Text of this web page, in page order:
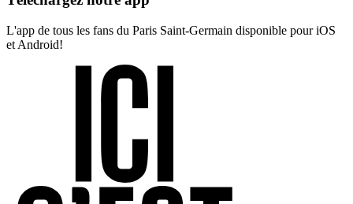
L'app de tous les fans du Paris Saint-Germain disponible pour iOS
et Android!